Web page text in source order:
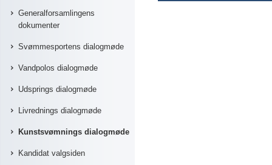
Generalforsamlingens
dokumenter
Svømmesportens dialogmøde
Vandpolos dialogmøde
Udsprings dialogmøde
Livrednings dialogmøde
Kunstsvømnings dialogmøde
Kandidat valgsiden